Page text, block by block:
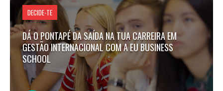
DECIDE-TE
DÁ O PONTAPÉ DA SAÍDA NA TUA CARREIRA EM
GESTÃO INTERNACIONAL COM A EU BUSINESS
SCHOOL